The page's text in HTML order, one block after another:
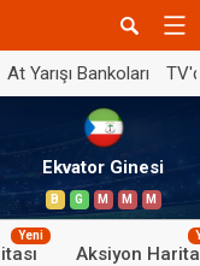
At Yarışı Bankoları
Ekvator Ginesi
B G M M M
Yeni
Aksiyon